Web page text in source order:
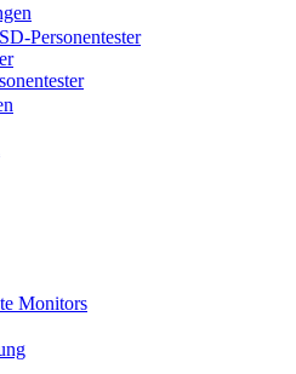
Personentester
Monitors